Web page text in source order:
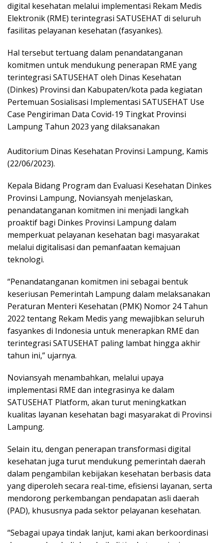
digital kesehatan melalui implementasi Rekam Medis
Elektronik (RME) terintegrasi SATUSEHAT di seluruh
fasilitas pelayanan kesehatan (fasyankes).
Hal tersebut tertuang dalam penandatanganan
komitmen untuk mendukung penerapan RME yang
terintegrasi SATUSEHAT oleh Dinas Kesehatan
(Dinkes) Provinsi dan Kabupaten/kota pada kegiatan
Pertemuan Sosialisasi Implementasi SATUSEHAT Use
Case Pengiriman Data Covid-19 Tingkat Provinsi
Lampung Tahun 2023 yang dilaksanakan
Auditorium Dinas Kesehatan Provinsi Lampung, Kamis
(22/06/2023).
Kepala Bidang Program dan Evaluasi Kesehatan Dinkes
Provinsi Lampung, Noviansyah menjelaskan,
penandatanganan komitmen ini menjadi langkah
proaktif bagi Dinkes Provinsi Lampung dalam
memperkuat pelayanan kesehatan bagi masyarakat
melalui digitalisasi dan pemanfaatan kemajuan
teknologi.
“Penandatanganan komitmen ini sebagai bentuk
keseriusan Pemerintah Lampung dalam melaksanakan
Peraturan Menteri Kesehatan (PMK) Nomor 24 Tahun
2022 tentang Rekam Medis yang mewajibkan seluruh
fasyankes di Indonesia untuk menerapkan RME dan
terintegrasi SATUSEHAT paling lambat hingga akhir
tahun ini,” ujarnya.
Noviansyah menambahkan, melalui upaya
implementasi RME dan integrasinya ke dalam
SATUSEHAT Platform, akan turut meningkatkan
kualitas layanan kesehatan bagi masyarakat di Provinsi
Lampung.
Selain itu, dengan penerapan transformasi digital
kesehatan juga turut mendukung pemerintah daerah
dalam pengambilan kebijakan kesehatan berbasis data
yang diperoleh secara real-time, efisiensi layanan, serta
mendorong perkembangan pendapatan asli daerah
(PAD), khususnya pada sektor pelayanan kesehatan.
“Sebagai upaya tindak lanjut, kami akan berkoordinasi